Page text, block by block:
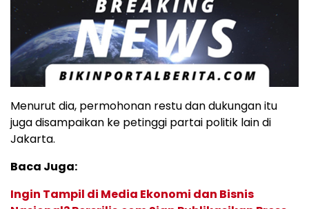
Menurut dia, permohonan restu dan dukungan itu
juga disampaikan ke petinggi partai politik lain di
Jakarta.
Baca Juga:
Ingin Tampil di Media Ekonomi dan Bisnis